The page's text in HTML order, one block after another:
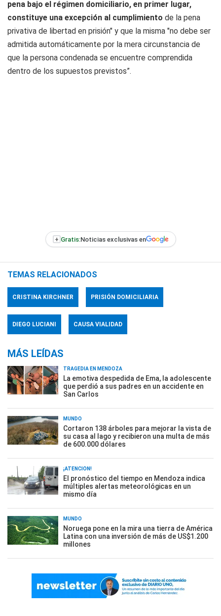
pena bajo el régimen domiciliario, en primer lugar,
constituye una excepción al cumplimiento de la pena
privativa de libertad en prisión" y que la misma "no debe ser
admitida automáticamente por la mera circunstancia de
que la persona condenada se encuentre comprendida
dentro de los supuestos previstos”.
+ Gratis:Noticias exclusivas en
TEMAS RELACIONADOS
CRISTINA KIRCHNER PRISIÓN DOMICILIARIA
DIEGO LUCIANI CAUSA VIALIDAD
MÁS LEÍDAS
TRAGEDIA EN MENDOZA
La emotiva despedida de Ema, la adolescente
que perdió a sus padres en un accidente en
San Carlos
MUNDO
Cortaron 138 árboles para mejorar la vista de
su casa al lago y recibieron una multa de más
de 600.000 dólares
¡ATENCIÓN!
El pronóstico del tiempo en Mendoza indica
múltiples alertas meteorológicas en un
mismo día
MUNDO
Noruega pone en la mira una tierra de América
Latina con una inversión de más de US$1.200
millones